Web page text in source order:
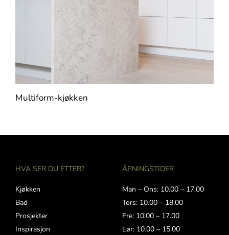
Multiform-kjøkken
HVA SER DU ETTER?
Kjøkken
Bad
Prosjekter
Inspirasjon
ÅPNINGSTIDER
Man – Ons: 10.00 – 17.00
Tors: 10.00 – 18.00
Fre: 10.00 – 17.00
Lør: 10.00 – 15.00